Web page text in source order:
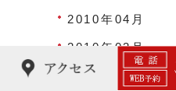
2010年04月
2010年03月
2010年02月